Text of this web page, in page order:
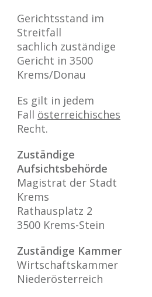
Gerichtsstand im
Streitfall
sachlich zuständige
Gericht in 3500
Krems/Donau
Es gilt in jedem
Fall österreichisches
Recht.
Zuständige
Aufsichtsbehörde
Magistrat der Stadt
Krems
Rathausplatz 2
3500 Krems-Stein
Zuständige Kammer
Wirtschaftskammer
Niederösterreich